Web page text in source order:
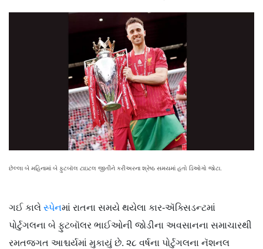
છેલ્લા બે મહિનામાં બે ફુટબૉલ ટાઇટલ જીતીને કરીઅરના શ્રેષ્ઠ સમયમાં હતો ડિઓગો જોટા.
ગઈ કાલે સ્પેનમાં રાતના સમયે થયેલા કાર-ઍક્સિડન્ટમાં
પોર્ટુગલના બે ફુટબૉલર ભાઈઓની જોડીના અવસાનના સમાચારથી
રમતજગત આશ્ચર્યમાં મુકાયું છે. ૨૮ વર્ષના પોર્ટુગલના નૅશનલ